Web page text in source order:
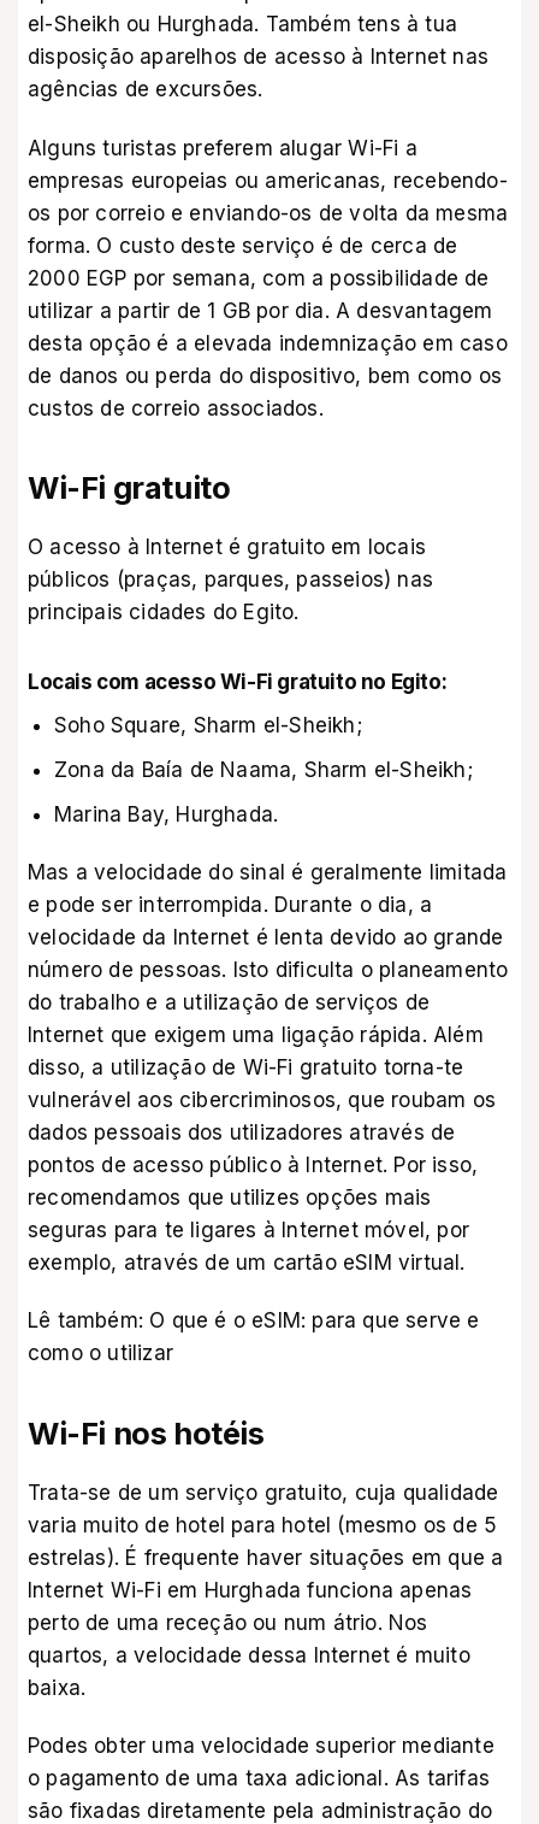
el-Sheikh ou Hurghada. Também tens à tua
disposição aparelhos de acesso à Internet nas
agências de excursões.
Alguns turistas preferem alugar Wi-Fi a
empresas europeias ou americanas, recebendo-
os por correio e enviando-os de volta da mesma
forma. O custo deste serviço é de cerca de
2000 EGP por semana, com a possibilidade de
utilizar a partir de 1 GB por dia. A desvantagem
desta opção é a elevada indemnização em caso
de danos ou perda do dispositivo, bem como os
custos de correio associados.
Wi-Fi gratuito
O acesso à Internet é gratuito em locais
públicos (praças, parques, passeios) nas
principais cidades do Egito.
Locais com acesso Wi-Fi gratuito no Egito:
Soho Square, Sharm el-Sheikh;
Zona da Baía de Naama, Sharm el-Sheikh;
Marina Bay, Hurghada.
Mas a velocidade do sinal é geralmente limitada
e pode ser interrompida. Durante o dia, a
velocidade da Internet é lenta devido ao grande
número de pessoas. Isto dificulta o planeamento
do trabalho e a utilização de serviços de
Internet que exigem uma ligação rápida. Além
disso, a utilização de Wi-Fi gratuito torna-te
vulnerável aos cibercriminosos, que roubam os
dados pessoais dos utilizadores através de
pontos de acesso público à Internet. Por isso,
recomendamos que utilizes opções mais
seguras para te ligares à Internet móvel, por
exemplo, através de um cartão eSIM virtual.
Lê também: O que é o eSIM: para que serve e
como o utilizar
Wi-Fi nos hotéis
Trata-se de um serviço gratuito, cuja qualidade
varia muito de hotel para hotel (mesmo os de 5
estrelas). É frequente haver situações em que a
Internet Wi-Fi em Hurghada funciona apenas
perto de uma receção ou num átrio. Nos
quartos, a velocidade dessa Internet é muito
baixa.
Podes obter uma velocidade superior mediante
o pagamento de uma taxa adicional. As tarifas
são fixadas diretamente pela administração do